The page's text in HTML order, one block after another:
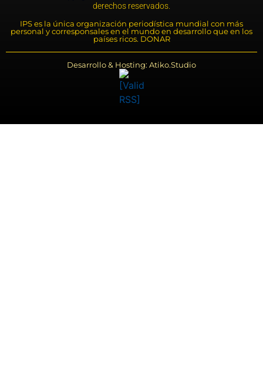
derechos reservados.
IPS es la única organización periodística mundial con más
personal y corresponsales en el mundo en desarrollo que en los
países ricos. DONAR
Desarrollo & Hosting: Atiko.Studio